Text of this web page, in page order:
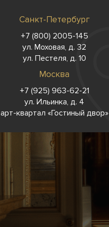
Санкт-Петербург
+7 (800) 2005-145
ул. Моховая, д. 32
ул. Пестеля, д. 10
Москва
+7 (925) 963-62-21
ул. Ильинка, д. 4
арт-квартал «Гостиный двор»